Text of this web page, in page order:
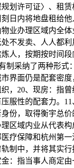
划许可证〉、租
日内将地盘租给他
业办理区域内全
不发卖、人人都
人，按期按时间段
制采纳了两种形式
界面仍是配套密
，20、现房：指
服性的配套力。11
份，取得衡宇总
区域内业从代表
疗保障和杭州第一
制中，并将其实
：指当事人商定